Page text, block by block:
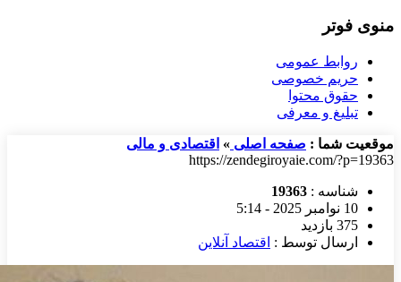
منوی فوتر
روابط عمومی
حریم خصوصی
حقوق محتوا
تبلیغ و معرفی
موقعیت شما : صفحه اصلی » اقتصادی و مالی
https://zendegiroyaie.com/?p=19363
شناسه : 19363
10 نوامبر 2025 - 5:14
375 بازدید
ارسال توسط : اقتصاد آنلاین